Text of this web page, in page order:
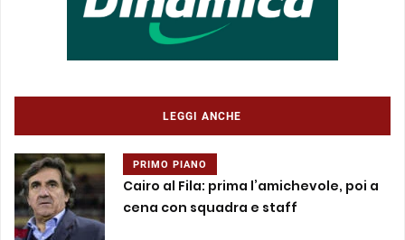
LEGGI ANCHE
PRIMO PIANO
Cairo al Fila: prima l’amichevole, poi a
cena con squadra e staff